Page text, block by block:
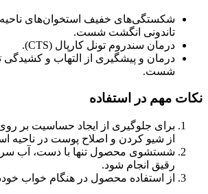
شکستگی‌های خفیف استخوان‌های
تاندونی انگشت شست.
درمان سندروم تونل کارپال (CTS).
درمان و پیشگیری از التهاب و کشیدگی
شست.
نکات مهم در استفاده
برای جلوگیری از ایجاد حساسیت بر
از شیو کردن و اصلاح پوست در ناحیه
شستشوی محصول تنها با دست، آب سرد
رقیق انجام شود.
از استفاده محصول در هنگام خواب